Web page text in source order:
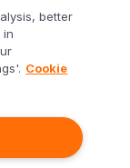
better
in
Cookie